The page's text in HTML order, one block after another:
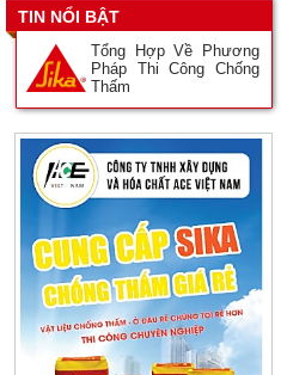
TIN NỔI BẬT
Tổng Hợp Về Phương
Pháp Thi Công Chống
Thấm